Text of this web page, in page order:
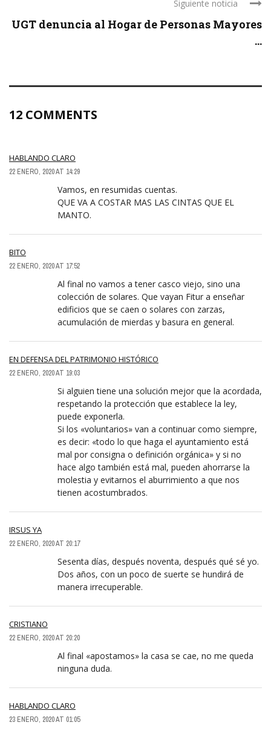
Siguiente noticia
UGT denuncia al Hogar de Personas Mayores
...
12 COMMENTS
HABLANDO CLARO
22 ENERO, 2020 AT 14:29
Vamos, en resumidas cuentas.
QUE VA A COSTAR MAS LAS CINTAS QUE EL
MANTO.
BITO
22 ENERO, 2020 AT 17:52
Al final no vamos a tener casco viejo, sino una
colección de solares. Que vayan Fitur a enseñar
edificios que se caen o solares con zarzas,
acumulación de mierdas y basura en general.
EN DEFENSA DEL PATRIMONIO HISTÓRICO
22 ENERO, 2020 AT 19:03
Si alguien tiene una solución mejor que la acordada,
respetando la protección que establece la ley,
puede exponerla.
Si los «voluntarios» van a continuar como siempre,
es decir: «todo lo que haga el ayuntamiento está
mal por consigna o definición orgánica» y si no
hace algo también está mal, pueden ahorrarse la
molestia y evitarnos el aburrimiento a que nos
tienen acostumbrados.
IRSUS YA
22 ENERO, 2020 AT 20:17
Sesenta días, después noventa, después qué sé yo.
Dos años, con un poco de suerte se hundirá de
manera irrecuperable.
CRISTIANO
22 ENERO, 2020 AT 20:20
Al final «apostamos» la casa se cae, no me queda
ninguna duda.
HABLANDO CLARO
23 ENERO, 2020 AT 01:05